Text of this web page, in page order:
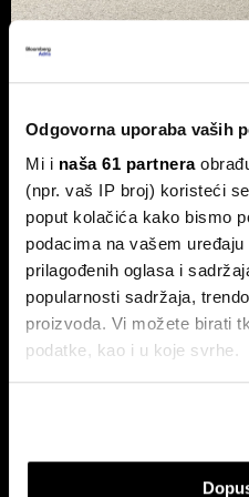
Odgovorna uporaba vaših
Mi i naša 61 partnera
(npr. vaš IP broj) koristeći
poput kolačića kako bismo
podacima na vašem
prilagođenih oglasa i
popularnosti sadržaja,
proizvoda. Vi možete birati
podatke, kao i u koje svrhe.
Prikupljati podatke o
koji mogu biti precizni
Prepoznati vaš
Xpeng P7+:
navijen i računa
performansama nadmašuje
Dr. Stefan Jerotić: 'Težak nije
čovjek, nego odnos postane